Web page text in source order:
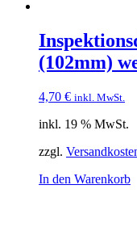
(102mm)
4,70 € inkl. MwSt.
inkl. 19 % MwSt.
zzgl.
In den Warenkorb